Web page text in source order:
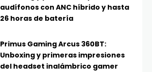
audífonos con ANC híbrido y hasta
26 horas de batería
Primus Gaming Arcus 360BT:
Unboxing y primeras impresiones
del headset inalámbrico gamer